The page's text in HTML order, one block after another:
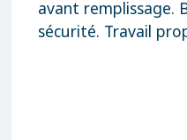
avant remplissage.
sécurité. Travail